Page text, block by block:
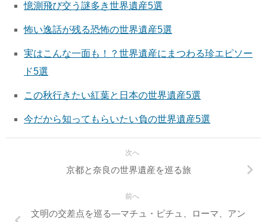
憶測飛び交う謎多き世界遺産5選
怖い逸話が残る恐怖の世界遺産5選
実はこんな一面も！？世界遺産にまつわる珍エピソー
ド5選
この秋行きたい紅葉と日本の世界遺産5選
今だから知ってもらいたい負の世界遺産5選
次へ
京都と奈良の世界遺産を巡る旅
前へ
文明の交差点を巡る—マチュ・ピチュ、ローマ、アン